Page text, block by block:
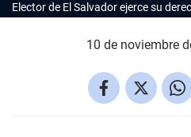
Elector de El Salvador ejerce su
10 de noviembre